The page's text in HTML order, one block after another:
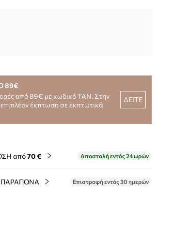
89€
από 89€ με κωδικό TAN. Στην
έκπτωση σε εκπτωτικά
ΔΕΙΤΕ
από70 € Αποστολή εντός 24 ωρών
ΠΑΡΑΠΟΝΑ Επιστροφή εντός 30 ημερών